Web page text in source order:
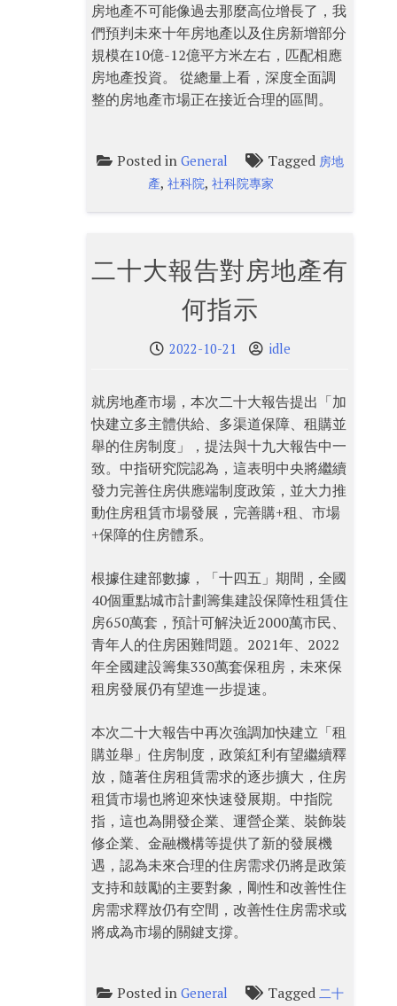
房地產不可能像過去那麼高位增長了，我
們預判未來十年房地產以及住房新增部分
規模在10億-12億平方米左右，匹配相應
房地產投資。 從總量上看，深度全面調
整的房地產市場正在接近合理的區間。
Posted in General Tagged 房地
產,社科院,社科院專家
二十大報告對房地產有
何指示
2022-10-21 idle
就房地產市場，本次二十大報告提出「加
快建立多主體供給、多渠道保障、租購並
舉的住房制度」，提法與十九大報告中一
致。中指研究院認為，這表明中央將繼續
發力完善住房供應端制度政策，並大力推
動住房租賃市場發展，完善購+租、市場
+保障的住房體系。
根據住建部數據，「十四五」期間，全國
40個重點城市計劃籌集建設保障性租賃住
房650萬套，預計可解決近2000萬市民、
青年人的住房困難問題。2021年、2022
年全國建設籌集330萬套保租房，未來保
租房發展仍有望進一步提速。
本次二十大報告中再次強調加快建立「租
購並舉」住房制度，政策紅利有望繼續釋
放，隨著住房租賃需求的逐步擴大，住房
租賃市場也將迎來快速發展期。中指院
指，這也為開發企業、運營企業、裝飾裝
修企業、金融機構等提供了新的發展機
遇，認為未來合理的住房需求仍將是政策
支持和鼓勵的主要對象，剛性和改善性住
房需求釋放仍有空間，改善性住房需求或
將成為市場的關鍵支撐。
Posted in General Tagged 二十